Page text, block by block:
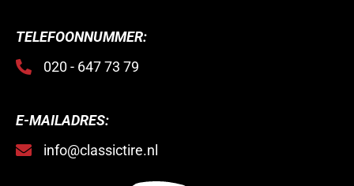
TELEFOONNUMMER:
020 - 647 73 79
E-MAILADRES:
info@classictire.nl